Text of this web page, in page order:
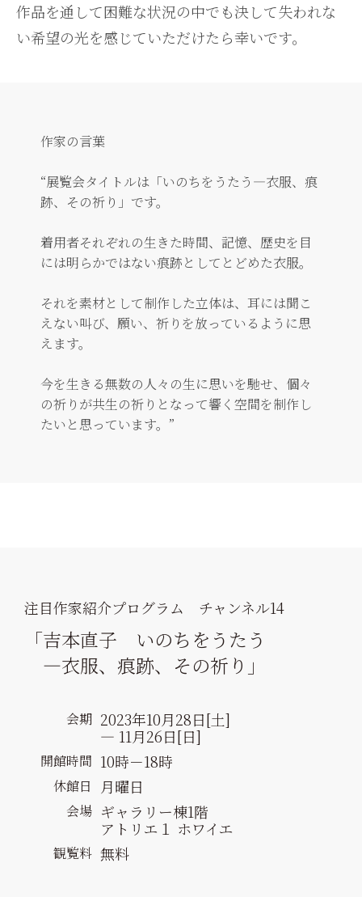
作品を通して困難な状況の中でも決して失われな
い希望の光を感じていただけたら幸いです。
作家の言葉
“展覧会タイトルは「いのちをうたう―衣服、痕
跡、その祈り」です。
着用者それぞれの生きた時間、記憶、歴史を目
には明らかではない痕跡としてとどめた衣服。
それを素材として制作した立体は、耳には聞こ
えない叫び、願い、祈りを放っているように思
えます。
今を生きる無数の人々の生に思いを馳せ、個々
の祈りが共生の祈りとなって響く空間を制作し
たいと思っています。”
注目作家紹介プログラム チャンネル14
「吉本直子 いのちをうたう
―衣服、痕跡、その祈り」
会期 2023年10月28日[土]
― 11月26日[日]
開館時間 10時－18時
休館日 月曜日
会場 ギャラリー棟1階
アトリエ１ ホワイエ
観覧料 無料